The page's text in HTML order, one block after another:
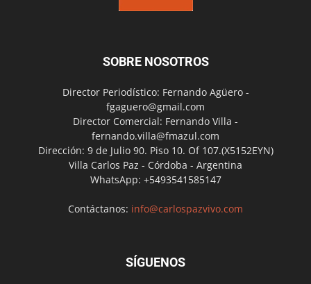
SOBRE NOSOTROS
Director Periodístico: Fernando Agüero -
fgaguero@gmail.com
Director Comercial: Fernando Villa -
fernando.villa@fmazul.com
Dirección: 9 de Julio 90. Piso 10. Of 107.(X5152EYN)
Villa Carlos Paz - Córdoba - Argentina
WhatsApp: +5493541585147
Contáctanos: info@carlospazvivo.com
SÍGUENOS